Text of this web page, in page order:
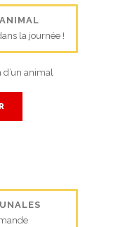
la journée !
d’un animal